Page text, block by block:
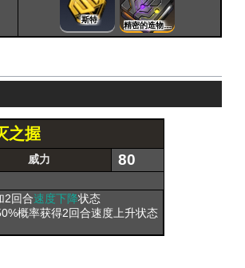
斯特
精密的造物晶片
之握
威力 80
2回合速度下降状态
概率获得2回合速度上升状态